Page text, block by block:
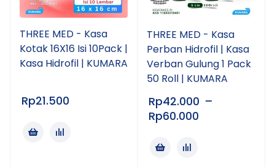
THREE MED - Kasa
Kotak 16X16 Isi 10Pack |
Kasa Hidrofil | KUMARA
Rp21.500
THREE MED - Kasa
Perban Hidrofil | Kasa
Verban Gulung 1 Pack
50 Roll | KUMARA
Rp42.000 –
Rp60.000